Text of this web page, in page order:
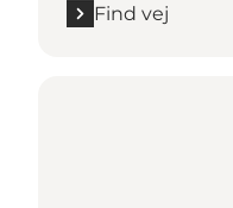
Find vej